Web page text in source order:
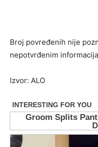
Broj povređenih nije
nepotvrđenim
Izvor: ALO